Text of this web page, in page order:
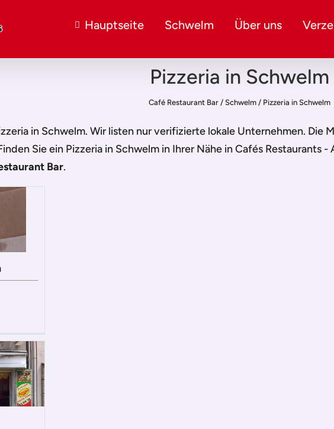
Hauptseite Schwelm Über uns
Pizzeria in Schwelm
Café Restaurant Bar/ Schwelm/ Pizzeria in Schwelm
in Schwelm. Wir listen nur verifizierte lokale Unternehmen. Die
Sie ein Pizzeria in Schwelm in Ihrer Nähe in Cafés Restaurants
Bar.